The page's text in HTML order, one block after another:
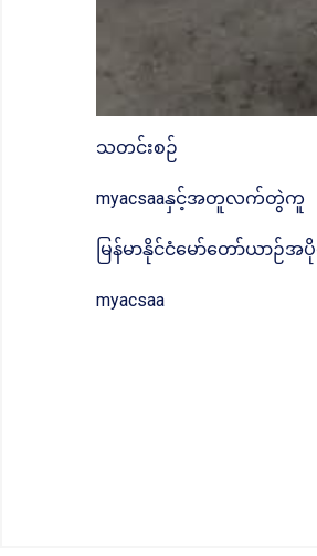
သတင်းစဉ်
myacsaaနှင့်အတူလက်တွဲကူ
မြန်မာနိုင်ငံမော်တော်ယာဉ်အ
myacsaa